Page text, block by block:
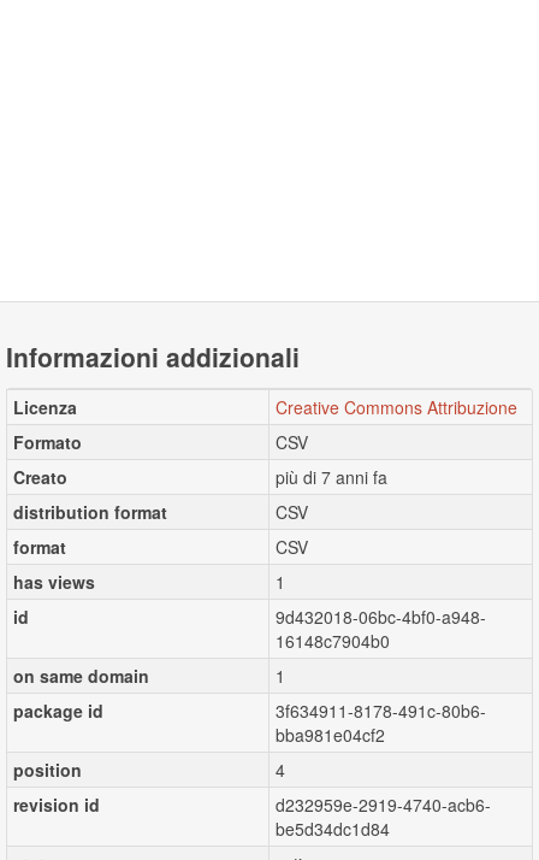
Informazioni addizionali
Licenza
Creative Commons Attribuzione
Formato
CSV
Creato
più di 7 anni fa
distribution format
CSV
format
CSV
has views
1
id
9d432018-06bc-4bf0-a948-
16148c7904b0
on same domain
1
package id
3f634911-8178-491c-80b6-
bba981e04cf2
position
4
revision id
d232959e-2919-4740-acb6-
be5d34dc1d84